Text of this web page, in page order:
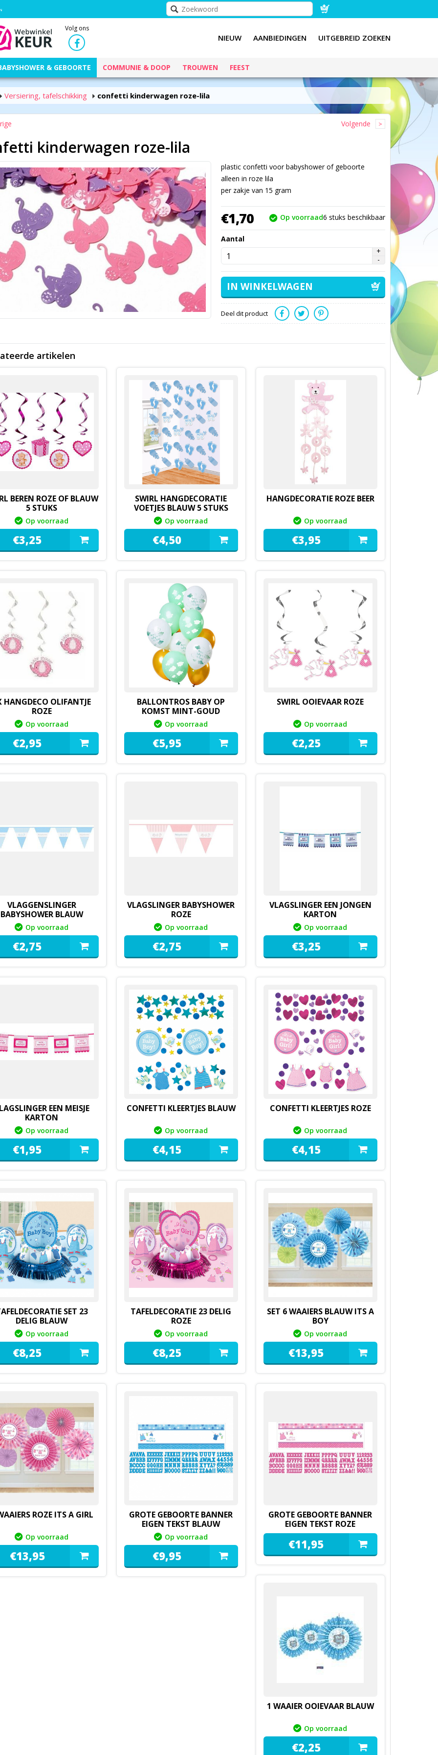
Volg ons
NIEUW AANBIEDINGEN UITGEBREID ZOEKEN
& GEBOORTE COMMUNIE & DOOP TROUWEN FEEST
Versiering, tafelschikking confetti kinderwagen roze-lila
Volgende
kinderwagen roze-lila
plastic confetti voor babyshower of geboorte
alleen in roze lila
per zakje van 15 gram
€1,70 Op voorraad6 stuks beschikbaar
Aantal
Deel dit product
artikelen
BEREN ROZE OF BLAUW
5 STUKS
Op voorraad
€3,25
SWIRL HANGDECORATIE
VOETJES BLAUW 5 STUKS
Op voorraad
€4,50
HANGDECORATIE ROZE BEER
Op voorraad
€3,95
HANGDECO OLIFANTJE
ROZE
Op voorraad
€2,95
BALLONTROS BABY OP
KOMST MINT-GOUD
Op voorraad
€5,95
SWIRL OOIEVAAR ROZE
Op voorraad
€2,25
VLAGGENSLINGER
BABYSHOWER BLAUW
Op voorraad
€2,75
VLAGSLINGER BABYSHOWER
ROZE
Op voorraad
€2,75
VLAGSLINGER EEN JONGEN
KARTON
Op voorraad
€3,25
EEN MEISJE
KARTON
Op voorraad
€1,95
CONFETTI KLEERTJES BLAUW
Op voorraad
€4,15
CONFETTI KLEERTJES ROZE
Op voorraad
€4,15
SET 23
DELIG BLAUW
Op voorraad
€8,25
TAFELDECORATIE 23 DELIG
ROZE
Op voorraad
€8,25
SET 6 WAAIERS BLAUW ITS A
BOY
Op voorraad
€13,95
ROZE ITS A GIRL
Op voorraad
€13,95
GROTE GEBOORTE BANNER
EIGEN TEKST BLAUW
Op voorraad
€9,95
GROTE GEBOORTE BANNER
EIGEN TEKST ROZE
€11,95
1 WAAIER OOIEVAAR BLAUW
Op voorraad
€2,25